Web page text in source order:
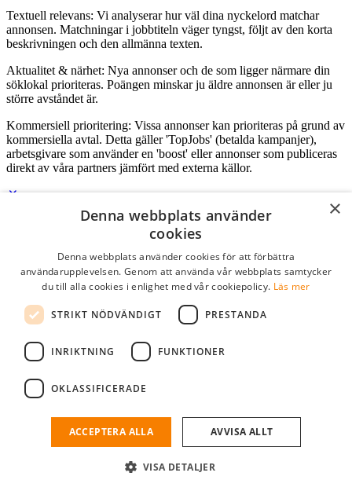
Textuell relevans: Vi analyserar hur väl dina nyckelord matchar
annonsen. Matchningar i jobbtiteln väger tyngst, följt av den korta
beskrivningen och den allmänna texten.
Aktualitet & närhet: Nya annonser och de som ligger närmare din
söklokal prioriteras. Poängen minskar ju äldre annonsen är eller ju
större avståndet är.
Kommersiell prioritering: Vissa annonser kan prioriteras på grund av
kommersiella avtal. Detta gäller 'TopJobs' (betalda kampanjer),
arbetsgivare som använder en 'boost' eller annonser som publiceras
direkt av våra partners jämfört med externa källor.
Logga in som företag
Lösenord
kom ihåg mig
logga in
Kostnadsfri företagsprofil
och söka efter passande kandidater till ditt företag.
×
Denna webbplats använder
cookies
Denna webbplats använder cookies för att förbättra
användarupplevelsen. Genom att använda vår webbplats samtycker
du till alla cookies i enlighet med vår cookiepolicy. Läs mer
STRIKT NÖDVÄNDIGT PRESTANDA
INRIKTNING FUNKTIONER
OKLASSIFICERADE
ACCEPTERA ALLA AVVISA ALLT
VISA DETALJER